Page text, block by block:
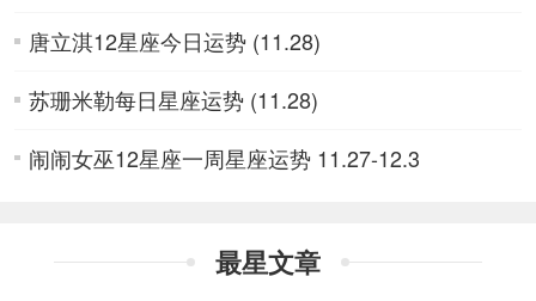
唐立淇12星座今日运势 (11.28)
苏珊米勒每日星座运势 (11.28)
闹闹女巫12星座一周星座运势 11.27-12.3
最星文章